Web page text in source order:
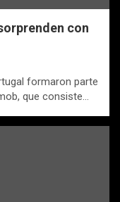
con
formaron parte
que consiste…